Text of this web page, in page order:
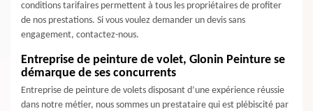
conditions tarifaires permettent à tous les propriétaires de profiter
de nos prestations. Si vous voulez demander un devis sans
engagement, contactez-nous.
Entreprise de peinture de volet, Glonin Peinture se
démarque de ses concurrents
Entreprise de peinture de volets disposant d’une expérience réussie
dans notre métier, nous sommes un prestataire qui est plébiscité par